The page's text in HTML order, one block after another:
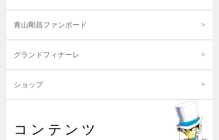
青山剛昌ファンボード
グランドフィナーレ
ショップ
コンテンツ